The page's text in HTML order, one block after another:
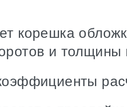
корешка
и толщины